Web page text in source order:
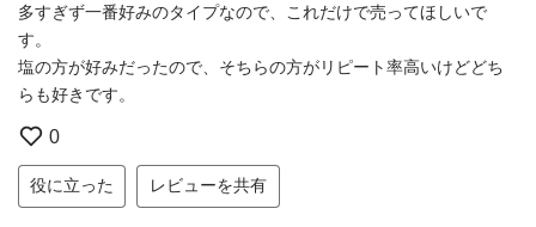
多すぎず一番好みのタイプなので、これだけで売ってほしいで
す。
塩の方が好みだったので、そちらの方がリピート率高いけどどち
らも好きです。
0
役に立った レビューを共有